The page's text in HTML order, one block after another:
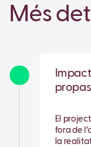
Més
El
fora de
la